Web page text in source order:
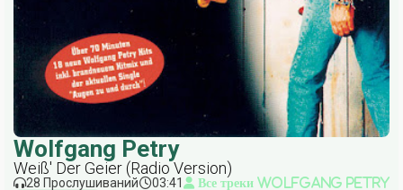
Wolfgang Petry
Weiß' Der Geier (Radio Version)
28 Прослушиваний 03:41 Все треки Wolfgang Petry